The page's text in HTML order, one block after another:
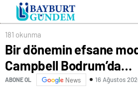
181 okunma
Bir dönemin efsane
Campbell Bodrum’da…
ABONE OL News 16 Ağustos